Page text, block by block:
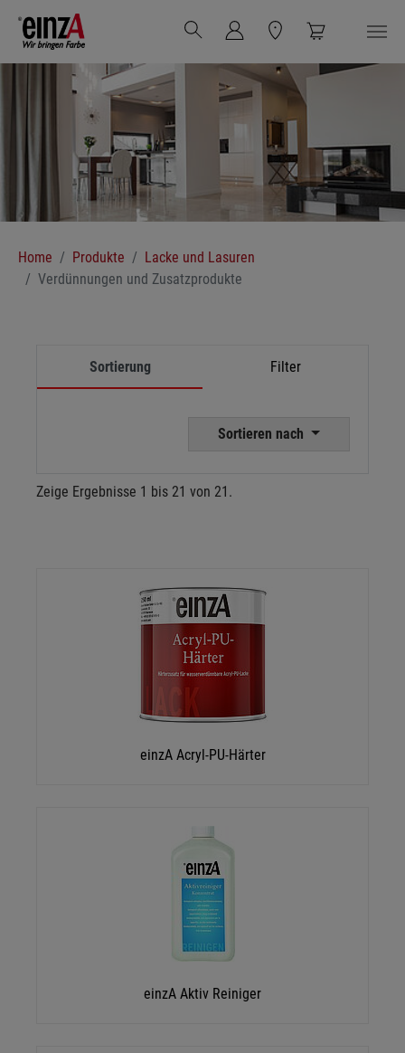
Zum Hauptinhalt springen
Home Produkte
Lacke und Lasuren
Verdünnungen und Zusatzprodukte
Sortierung Filter
Sortieren nach
Zeige Ergebnisse 1 bis 21 von 21.
einzA Acryl-PU-Härter
einzA Aktiv Reiniger